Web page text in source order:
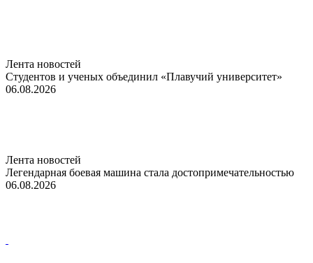
Лента новостей
Студентов и ученых объединил «Плавучий университет»
06.08.2026
Лента новостей
Легендарная боевая машина стала достопримечательностью
06.08.2026